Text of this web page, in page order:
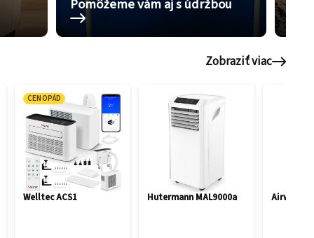
Pomôžeme vám aj s údržbou
Zobraziť viac
CENOPÁD
Welltec ACS1 Hutermann MAL9000a Airwell